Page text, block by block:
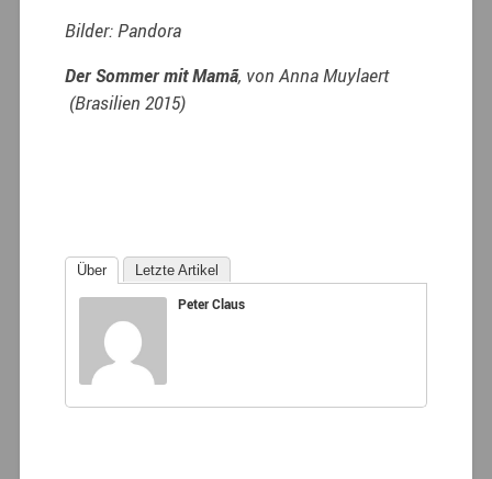
Bilder: Pandora
Der Sommer mit Mamã, von Anna Muylaert
(Brasilien 2015)
Über Letzte Artikel
Peter Claus